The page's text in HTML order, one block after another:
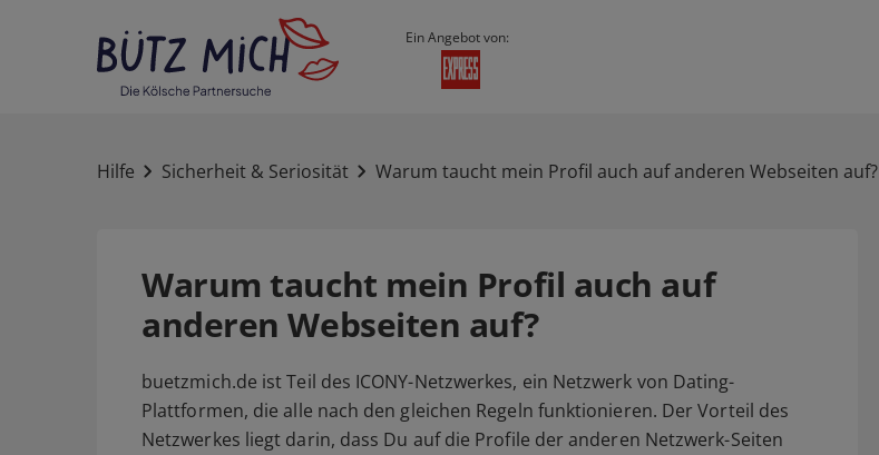
Ein Angebot von:
Hilfe Sicherheit & Seriosität Warum taucht mein Profil auch auf anderen Webseiten auf?
Warum taucht mein Profil auch auf
anderen Webseiten auf?
buetzmich.de ist Teil des ICONY-Netzwerkes, ein Netzwerk von Dating-
Plattformen, die alle nach den gleichen Regeln funktionieren. Der Vorteil des
Netzwerkes liegt darin, dass Du auf die Profile der anderen Netzwerk-Seiten